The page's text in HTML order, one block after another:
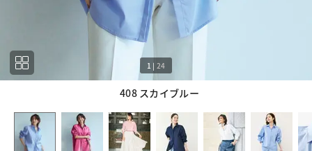
408 スカイブルー
1 | 24